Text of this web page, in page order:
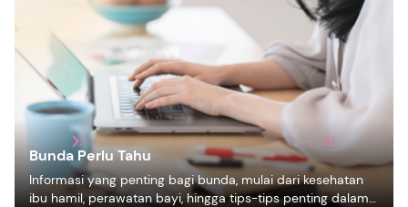
Bunda Perlu Tahu
Informasi yang penting bagi bunda, mulai dari kesehatan
ibu hamil, perawatan bayi, hingga tips-tips penting dalam